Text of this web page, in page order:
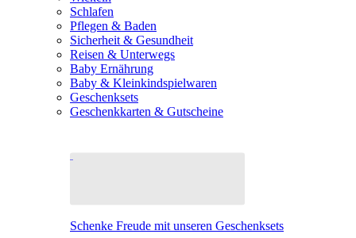
Schlafen
Pflegen & Baden
Sicherheit & Gesundheit
Reisen & Unterwegs
Baby Ernährung
Baby & Kleinkindspielwaren
Geschenksets
Geschenkkarten & Gutscheine
Schenke Freude mit unseren Geschenksets